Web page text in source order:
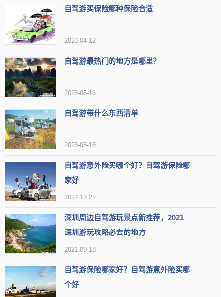
评论1：穿过薰衣草迷宫，寻找属于自己的秘密花园
评论2：踏青赏花正当时，适合亲子游;推荐来这里的除了亲子游以及运
动人士
评论3：冬天去的，风景很棒，湖很美，天然氧吧，空气很赞
组图
类型
地区 成都市双流区
热度
【简介】“空港花田”位于成都市双流区，是一处以花卉为主题的
旅游景点，与成都双流国际机场相邻。
场：18:30
【地址】四川省成都市双流区牧华路一段辅路空港花田园内，(0
【标签】 有草坪 设施新全
自驾游买保险哪种保险合适
2023-04-12
自驾游最热门的地方是哪里？
2023-05-16
自驾游带什么东西清单
2023-05-16
自驾游意外险买哪个好？自驾游保险哪
家好
2022-12-22
深圳周边自驾游玩景点新推荐，2021
深圳游玩攻略必去的地方
2021-09-18
自驾游保险哪家好？自驾游意外险买哪
个好